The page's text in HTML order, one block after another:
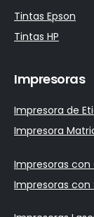
Tintas Epson
Tintas HP
Impresoras
Impresora de
Impresora
Impresoras
Impresoras